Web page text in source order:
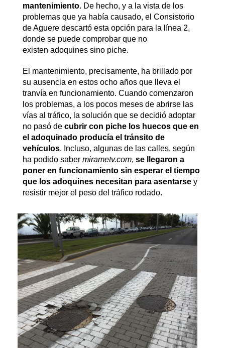
mantenimiento. De hecho, y a la vista de los
problemas que ya había causado, el Consistorio
de Aguere descartó esta opción para la línea 2,
donde se puede comprobar que no
existen adoquines sino piche.
El mantenimiento, precisamente, ha brillado por
su ausencia en estos ocho años que lleva el
tranvía en funcionamiento. Cuando comenzaron
los problemas, a los pocos meses de abrirse las
vías al tráfico, la solución que se decidió adoptar
no pasó decubrir con piche los huecos que en
el adoquinado producía el tránsito de
vehículos. Incluso, algunas de las calles, según
ha podido sabermirametv.com, se llegaron a
poner en funcionamiento sin esperar el tiempo
que los adoquines necesitan para asentarsey
resistir mejor el peso del tráfico rodado.